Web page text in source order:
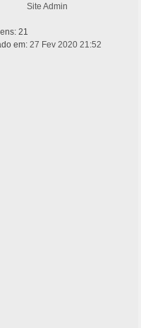
Site Admin
21
em: 27 Fev 2020 21:52